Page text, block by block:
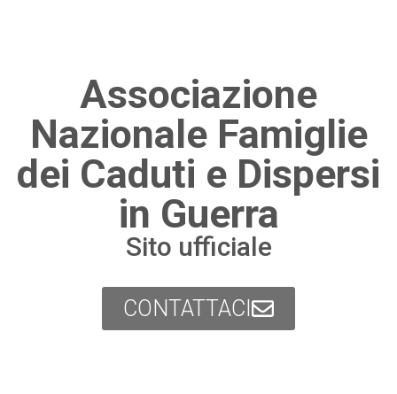
Associazione
Nazionale Famiglie
dei Caduti e Dispersi
in Guerra
Sito ufficiale
CONTATTACI